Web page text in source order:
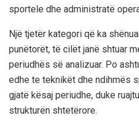
sportele dhe administratë
Një tjetër kategori që ka
punëtorët, të cilët janë shtuar
periudhës së analizuar. Po
edhe te teknikët dhe ndihmës
gjatë kësaj periudhe, duke
strukturën shtetërore.